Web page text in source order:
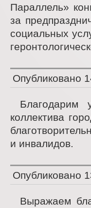
Параллель»
за
социальных
Опубликовано
Благодарим
коллектива
и инвалидов.
Опубликовано
Выражаем